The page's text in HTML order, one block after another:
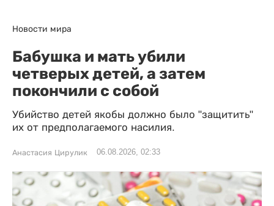
Новости мира
Бабушка и мать убили
четверых детей, а затем
покончили с собой
Убийство детей якобы должно было "защитить"
их от предполагаемого насилия.
Анастасия Цирулик 06.08.2026, 02:33